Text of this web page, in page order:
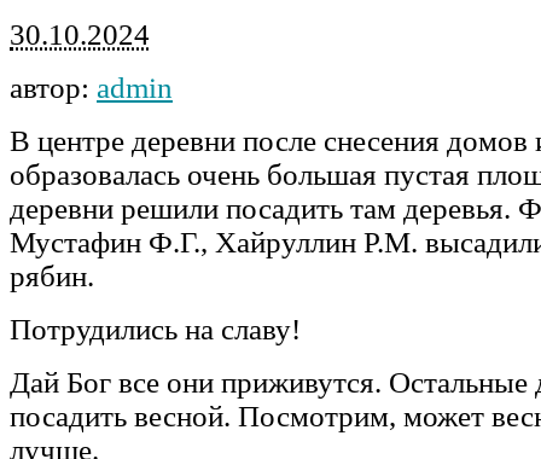
30.10.2024
автор: admin
В центре деревни после снесения домов
образовалась очень большая пустая
деревни решили посадить там деревья.
Мустафин Ф.Г., Хайруллин Р.М.
рябин.
Потрудились на славу!
Дай Бог все они приживутся. Остальные
посадить весной. Посмотрим, может
лучше.